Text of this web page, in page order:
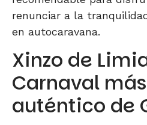
renunciar a la
en autocaravana.
Xinzo de
Carnaval
auténtico de